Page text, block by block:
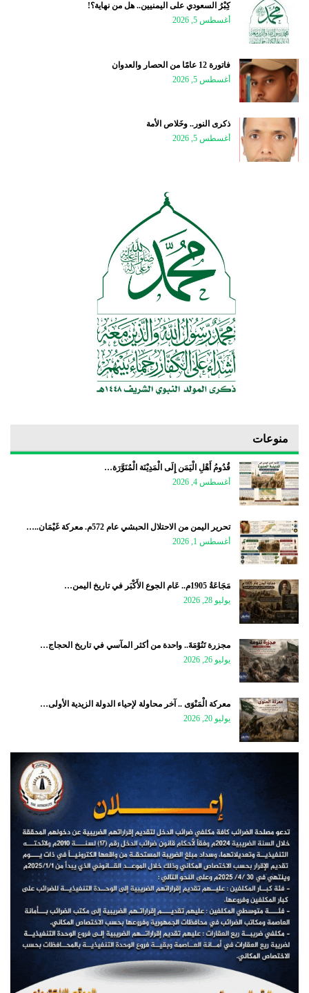
كِبْرُ السعودي على اليمنيين.. هل من نهاية؟!
أغسطس 5, 2026
فاتورة 12 عامًا من الحصار والعدوان
أغسطس 5, 2026
ذكرى النور.. وخَلاص الأمة
أغسطس 5, 2026
منوعات
قُدُومُ أَهْلِ الْيَمَن إِلَى الْمَدِيْنَة الْمُنَوَّرَة…
أغسطس 4, 2026
تحرير اليمن من الاحتلال الحبشي عام 572م. معركة غَيْمَان..…
أغسطس 1, 2026
مَجَاعَةُ 1905م.. عَام الجوع الأَكْبَر في تاريخ اليمن…
يوليو 28, 2026
مجزرة تَنُوْمَةَ.. واحدة من أكثر المآسي في تاريخ الحجاج…
يوليو 26, 2026
معركة الْمَنْوَى .. آخر محاولة لإحياء الدولة الزيدية الأولى…
يوليو 20, 2026